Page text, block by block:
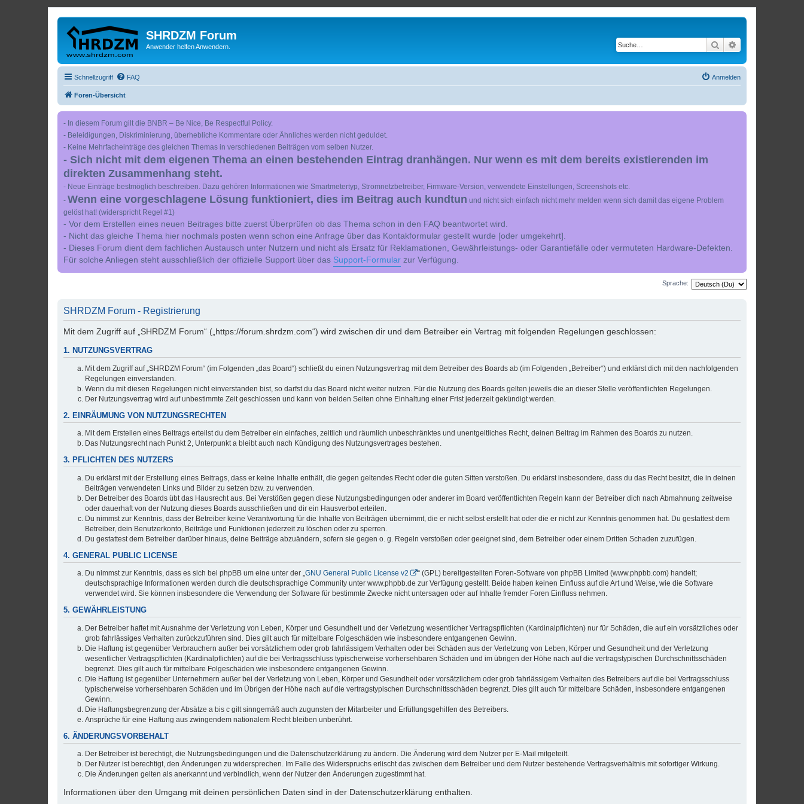
SHRDZM Forum
Anwender helfen Anwendern. Suche
Schnellzugriff FAQ Anmelden
Foren-Übersicht
- In diesem Forum gilt die BNBR – Be Nice, Be Respectful Policy.
- Beleidigungen, Diskriminierung, überhebliche Kommentare oder Ähnliches werden nicht geduldet.
- Keine Mehrfacheinträge des gleichen Themas in verschiedenen Beiträgen vom selben Nutzer.
- Sich nicht mit dem eigenen Thema an einen bestehenden Eintrag dranhängen. Nur wenn es mit dem bereits existierenden im
direkten Zusammenhang steht.
- Neue Einträge bestmöglich beschreiben. Dazu gehören Informationen wie Smartmetertyp, Stromnetzbetreiber, Firmware-Version, verwendete Einstellungen, Screenshots etc.
- Wenn eine vorgeschlagene Lösung funktioniert, dies im Beitrag auch kundtun und nicht sich einfach nicht mehr melden wenn sich damit das eigene Problem
gelöst hat! (widerspricht Regel #1)
- Vor dem Erstellen eines neuen Beitrages bitte zuerst Überprüfen ob das Thema schon in den FAQ beantwortet wird.
- Nicht das gleiche Thema hier nochmals posten wenn schon eine Anfrage über das Kontakformular gestellt wurde [oder umgekehrt].
- Dieses Forum dient dem fachlichen Austausch unter Nutzern und nicht als Ersatz für Reklamationen, Gewährleistungs- oder Garantiefälle oder vermuteten Hardware-Defekten.
Für solche Anliegen steht ausschließlich der offizielle Support über das Support-Formular zur Verfügung.
Sprache:
SHRDZM Forum - Registrierung
Mit dem Zugriff auf „SHRDZM Forum“ („https://forum.shrdzm.com“) wird zwischen dir und dem Betreiber ein Vertrag mit folgenden Regelungen geschlossen:
1. NUTZUNGSVERTRAG
Mit dem Zugriff auf „SHRDZM Forum“ (im Folgenden „das Board“) schließt du einen Nutzungsvertrag mit dem Betreiber des Boards ab (im Folgenden „Betreiber“) und erklärst dich mit den nachfolgenden
Regelungen einverstanden.
Wenn du mit diesen Regelungen nicht einverstanden bist, so darfst du das Board nicht weiter nutzen. Für die Nutzung des Boards gelten jeweils die an dieser Stelle veröffentlichten Regelungen.
Der Nutzungsvertrag wird auf unbestimmte Zeit geschlossen und kann von beiden Seiten ohne Einhaltung einer Frist jederzeit gekündigt werden.
2. EINRÄUMUNG VON NUTZUNGSRECHTEN
Mit dem Erstellen eines Beitrags erteilst du dem Betreiber ein einfaches, zeitlich und räumlich unbeschränktes und unentgeltliches Recht, deinen Beitrag im Rahmen des Boards zu nutzen.
Das Nutzungsrecht nach Punkt 2, Unterpunkt a bleibt auch nach Kündigung des Nutzungsvertrages bestehen.
3. PFLICHTEN DES NUTZERS
Du erklärst mit der Erstellung eines Beitrags, dass er keine Inhalte enthält, die gegen geltendes Recht oder die guten Sitten verstoßen. Du erklärst insbesondere, dass du das Recht besitzt, die in deinen
Beiträgen verwendeten Links und Bilder zu setzen bzw. zu verwenden.
Der Betreiber des Boards übt das Hausrecht aus. Bei Verstößen gegen diese Nutzungsbedingungen oder anderer im Board veröffentlichten Regeln kann der Betreiber dich nach Abmahnung zeitweise
oder dauerhaft von der Nutzung dieses Boards ausschließen und dir ein Hausverbot erteilen.
Du nimmst zur Kenntnis, dass der Betreiber keine Verantwortung für die Inhalte von Beiträgen übernimmt, die er nicht selbst erstellt hat oder die er nicht zur Kenntnis genommen hat. Du gestattest dem
Betreiber, dein Benutzerkonto, Beiträge und Funktionen jederzeit zu löschen oder zu sperren.
Du gestattest dem Betreiber darüber hinaus, deine Beiträge abzuändern, sofern sie gegen o. g. Regeln verstoßen oder geeignet sind, dem Betreiber oder einem Dritten Schaden zuzufügen.
4. GENERAL PUBLIC LICENSE
Du nimmst zur Kenntnis, dass es sich bei phpBB um eine unter der „GNU General Public License v2
“ (GPL) bereitgestellten Foren-Software von phpBB Limited (www.phpbb.com) handelt;
deutschsprachige Informationen werden durch die deutschsprachige Community unter www.phpbb.de zur Verfügung gestellt. Beide haben keinen Einfluss auf die Art und Weise, wie die Software
verwendet wird. Sie können insbesondere die Verwendung der Software für bestimmte Zwecke nicht untersagen oder auf Inhalte fremder Foren Einfluss nehmen.
5. GEWÄHRLEISTUNG
Der Betreiber haftet mit Ausnahme der Verletzung von Leben, Körper und Gesundheit und der Verletzung wesentlicher Vertragspflichten (Kardinalpflichten) nur für Schäden, die auf ein vorsätzliches oder
grob fahrlässiges Verhalten zurückzuführen sind. Dies gilt auch für mittelbare Folgeschäden wie insbesondere entgangenen Gewinn.
Die Haftung ist gegenüber Verbrauchern außer bei vorsätzlichem oder grob fahrlässigem Verhalten oder bei Schäden aus der Verletzung von Leben, Körper und Gesundheit und der Verletzung
wesentlicher Vertragspflichten (Kardinalpflichten) auf die bei Vertragsschluss typischerweise vorhersehbaren Schäden und im übrigen der Höhe nach auf die vertragstypischen Durchschnittsschäden
begrenzt. Dies gilt auch für mittelbare Folgeschäden wie insbesondere entgangenen Gewinn.
Die Haftung ist gegenüber Unternehmern außer bei der Verletzung von Leben, Körper und Gesundheit oder vorsätzlichem oder grob fahrlässigem Verhalten des Betreibers auf die bei Vertragsschluss
typischerweise vorhersehbaren Schäden und im Übrigen der Höhe nach auf die vertragstypischen Durchschnittsschäden begrenzt. Dies gilt auch für mittelbare Schäden, insbesondere entgangenen
Gewinn.
Die Haftungsbegrenzung der Absätze a bis c gilt sinngemäß auch zugunsten der Mitarbeiter und Erfüllungsgehilfen des Betreibers.
Ansprüche für eine Haftung aus zwingendem nationalem Recht bleiben unberührt.
6. ÄNDERUNGSVORBEHALT
Der Betreiber ist berechtigt, die Nutzungsbedingungen und die Datenschutzerklärung zu ändern. Die Änderung wird dem Nutzer per E-Mail mitgeteilt.
Der Nutzer ist berechtigt, den Änderungen zu widersprechen. Im Falle des Widerspruchs erlischt das zwischen dem Betreiber und dem Nutzer bestehende Vertragsverhältnis mit sofortiger Wirkung.
Die Änderungen gelten als anerkannt und verbindlich, wenn der Nutzer den Änderungen zugestimmt hat.
Informationen über den Umgang mit deinen persönlichen Daten sind in der Datenschutzerklärung enthalten.